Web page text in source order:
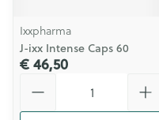
Ixxpharma
J-ixx Intense Caps 60
€ 46,50